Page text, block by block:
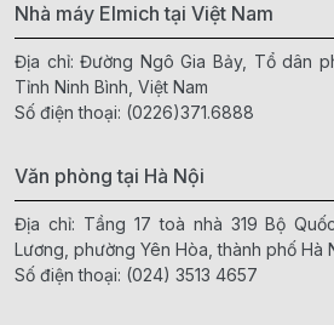
Nhà máy Elmich tại Việt Nam
Địa chỉ: Đường Ngô Gia Bảy, Tổ dân
Tỉnh Ninh Bình, Việt Nam
Số điện thoại: (0226)371.6888
Văn phòng tại Hà Nội
Địa chỉ: Tầng 17 toà nhà 319 Bộ
Lương, phường Yên Hòa, thành phố Hà
Số điện thoại: (024) 3513 4657